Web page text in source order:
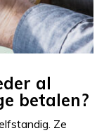
al
betalen?
Ze